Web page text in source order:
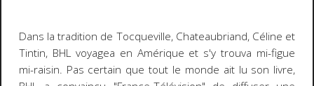
Dans la tradition de Tocqueville, Chateaubriand, Céline et
Tintin, BHL voyagea en Amérique et s'y trouva mi-figue
mi-raisin. Pas certain que tout le monde ait lu son livre,